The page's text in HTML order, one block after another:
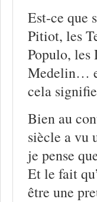
Est-ce que
Pitiot, les
Populo,
Medelin…
cela
Bien au
siècle a vu
je pense
Et le fait
être une